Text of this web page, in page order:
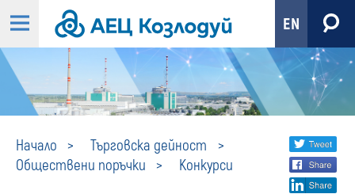
EN
Начало
Търговска дейност
Обществени поръчки
Конкурси
Конкурси
Share
social